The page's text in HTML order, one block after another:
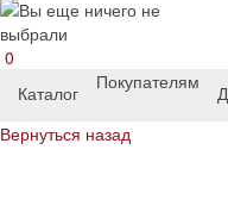
0
Каталог
Покупателям
Вернуться назад